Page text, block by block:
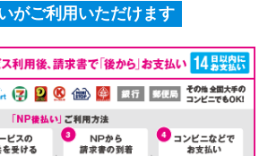
がご利用いただけます